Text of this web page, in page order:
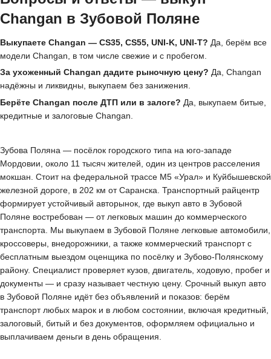
Changan в Зубовой Поляне
Выкупаете Changan — CS35, CS55, UNI-K, UNI-T? Да, берём все
модели Changan, в том числе свежие и с пробегом.
За ухоженный Changan дадите рыночную цену? Да, Changan
надёжны и ликвидны, выкупаем без занижения.
Берёте Changan после ДТП или в залоге? Да, выкупаем битые,
кредитные и залоговые Changan.
Зубова Поляна — посёлок городского типа на юго-западе
Мордовии, около 11 тысяч жителей, один из центров расселения
мокшан. Стоит на федеральной трассе М5 «Урал» и Куйбышевской
железной дороге, в 202 км от Саранска. Транспортный райцентр
формирует устойчивый авторынок, где выкуп авто в Зубовой
Поляне востребован — от легковых машин до коммерческого
транспорта. Мы выкупаем в Зубовой Поляне легковые автомобили,
кроссоверы, внедорожники, а также коммерческий транспорт с
бесплатным выездом оценщика по посёлку и Зубово-Полянскому
району. Специалист проверяет кузов, двигатель, ходовую, пробег и
документы — и сразу называет честную цену. Срочный выкуп авто
в Зубовой Поляне идёт без объявлений и показов: берём
транспорт любых марок и в любом состоянии, включая кредитный,
залоговый, битый и без документов, оформляем официально и
выплачиваем деньги в день обращения.